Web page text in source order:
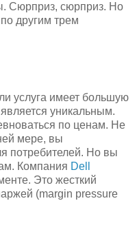
Сюрприз, сюрприз. Но
другим трем
услуга имеет большую
уникальным.
по ценам. Не
мере, вы
потребителей. Но вы
Компания Dell
Это жесткий
(margin pressure